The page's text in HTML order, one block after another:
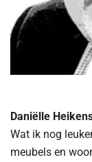
Daniëlle
Wat ik nog
meubels en